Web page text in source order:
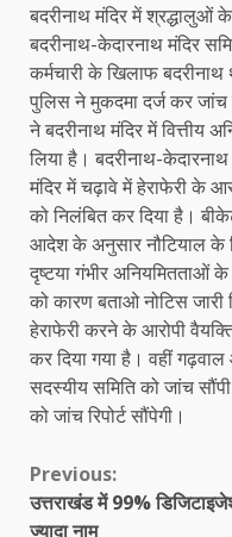
बदरीनाथ मंदिर में श्रद्धालुओं
बदरीनाथ-केदारनाथ मंदिर
कर्मचारी के खिलाफ
पुलिस ने मुकदमा दर्ज कर जांच
ने बदरीनाथ मंदिर में वित्तीय
लिया है। बदरीनाथ-
मंदिर में चढ़ावे में हेराफेरी के
को निलंबित कर दिया है।
आदेश के अनुसार नौटियाल के
दृष्टया गंभीर अनियमितताओं
को कारण बताओ नोटिस जारी
हेराफेरी करने के आरोपी
कर दिया गया है। वहीं
सदस्यीय समिति को जांच
को जांच रिपोर्ट सौंपेगी।
Continue
Reading
Previous:
उत्तराखंड में 99%
ज्यादा नाम